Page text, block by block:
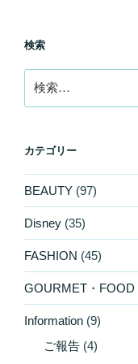
検索
索:
カテゴリー
BEAUTY (97)
Disney (35)
FASHION (45)
GOURMET・FOOD
Information (9)
ご報告 (4)